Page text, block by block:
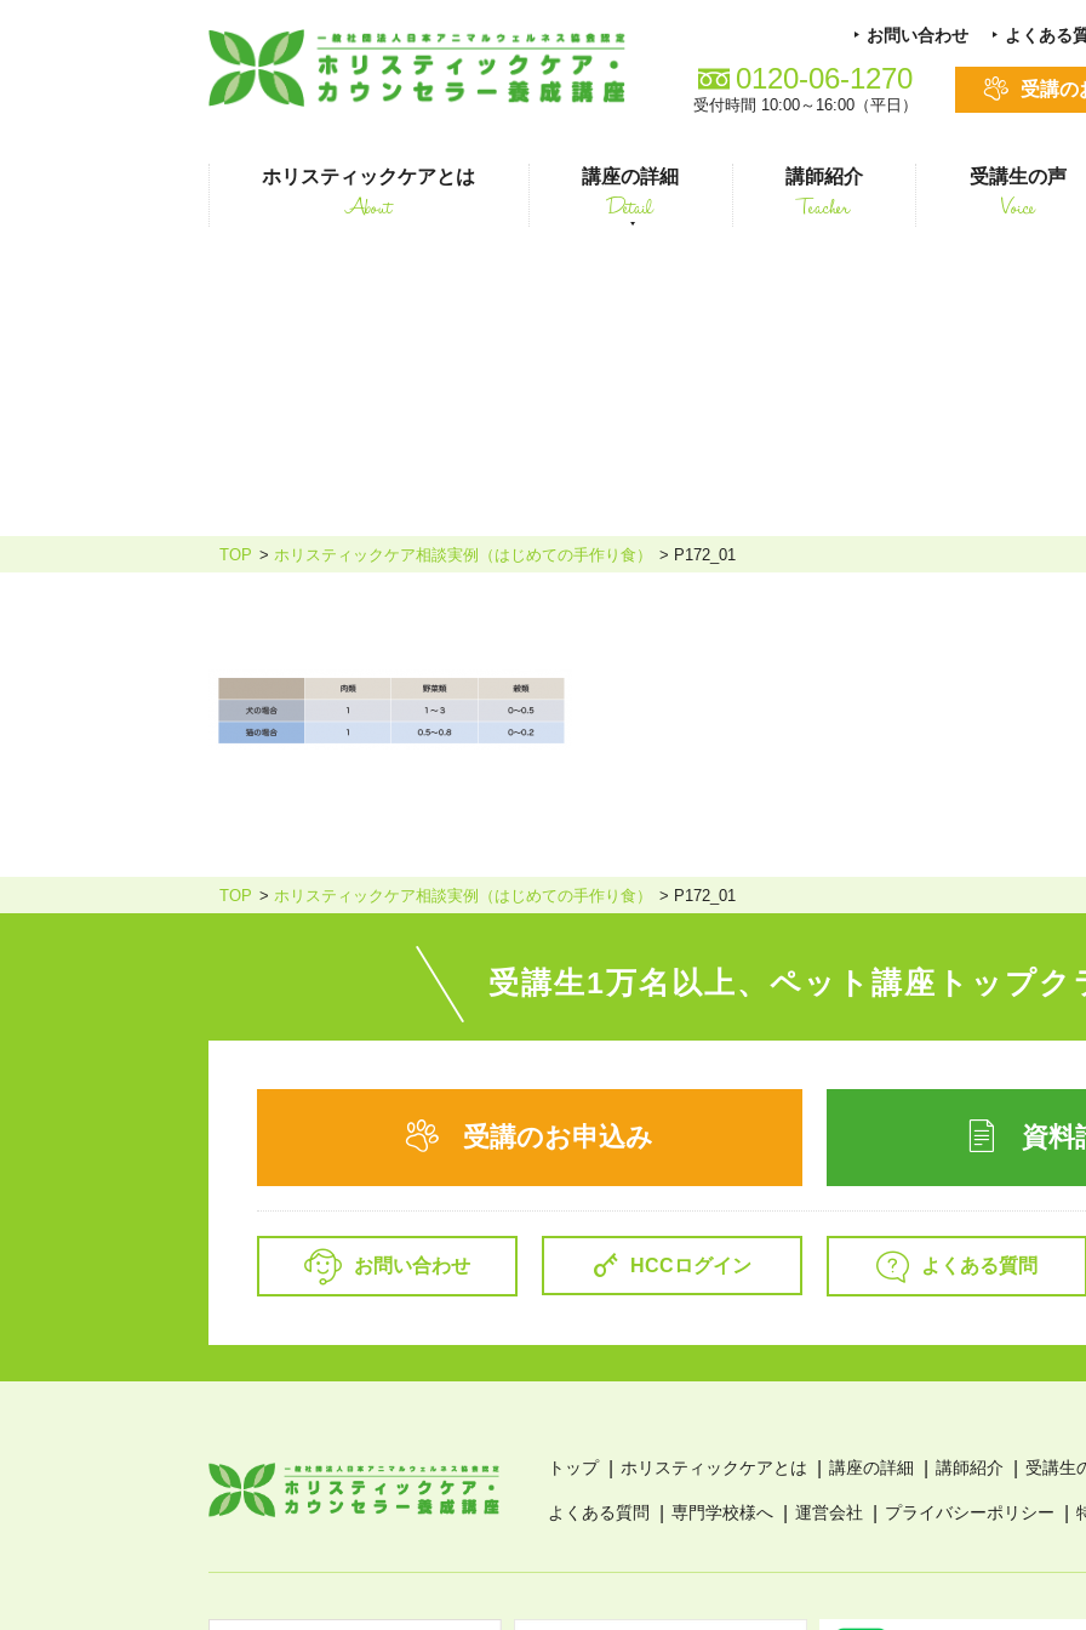
ホリスティックケアとは
About
講座の詳細
Detail
ホリスティックケア・カウンセラー養成講座
ホリスティックケア･カウンセラー受講生向け。
講師紹介
Teacher
受講生の声
Voice
受講の
お問い合わせ よくある
0120-06-1270
受付時間 10:00～16:00（平日）
TOP ホリスティックケア相談実例（はじめての手作り食） P172_01
TOP ホリスティックケア相談実例（はじめての手作り食） P172_01
受講生1万名以上、 ペット講座トップク
受講のお申込み 資料
お問い合わせ HCCログイン よくある質問
トップ ホリスティックケアとは 講座の詳細 講師紹介 受講生
よくある質問 専門学校様へ 運営会社 プライバシーポリシー